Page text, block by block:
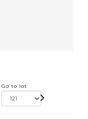
Go to lot